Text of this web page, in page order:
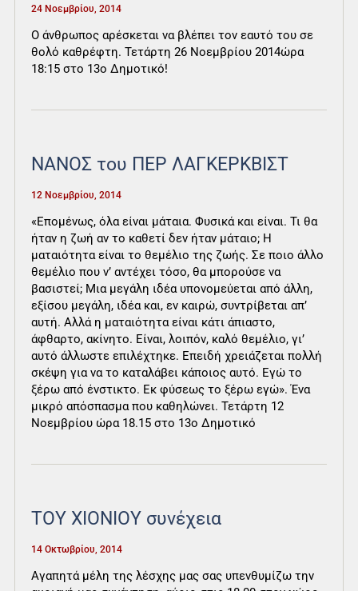
24 Νοεμβρίου, 2014
Ο άνθρωπος αρέσκεται να βλέπει τον εαυτό του σε
θολό καθρέφτη. Τετάρτη 26 Νοεμβρίου 2014ώρα
18:15 στο 13ο Δημοτικό!
ΝΑΝΟΣ του ΠΕΡ ΛΑΓΚΕΡΚΒΙΣΤ
12 Νοεμβρίου, 2014
«Επομένως, όλα είναι μάταια. Φυσικά και είναι. Τι θα
ήταν η ζωή αν το καθετί δεν ήταν μάταιο; Η
ματαιότητα είναι το θεμέλιο της ζωής. Σε ποιο άλλο
θεμέλιο που ν’ αντέχει τόσο, θα μπορούσε να
βασιστεί; Μια μεγάλη ιδέα υπονομεύεται από άλλη,
εξίσου μεγάλη, ιδέα και, εν καιρώ, συντρίβεται απ’
αυτή. Αλλά η ματαιότητα είναι κάτι άπιαστο,
άφθαρτο, ακίνητο. Είναι, λοιπόν, καλό θεμέλιο, γι’
αυτό άλλωστε επιλέχτηκε. Επειδή χρειάζεται πολλή
σκέψη για να το καταλάβει κάποιος αυτό. Εγώ το
ξέρω από ένστικτο. Εκ φύσεως το ξέρω εγώ». Ένα
μικρό απόσπασμα που καθηλώνει. Τετάρτη 12
Νοεμβρίου ώρα 18.15 στο 13ο Δημοτικό
ΤΟΥ ΧΙΟΝΙΟΥ συνέχεια
14 Οκτωβρίου, 2014
Αγαπητά μέλη της λέσχης μας σας υπενθυμίζω την